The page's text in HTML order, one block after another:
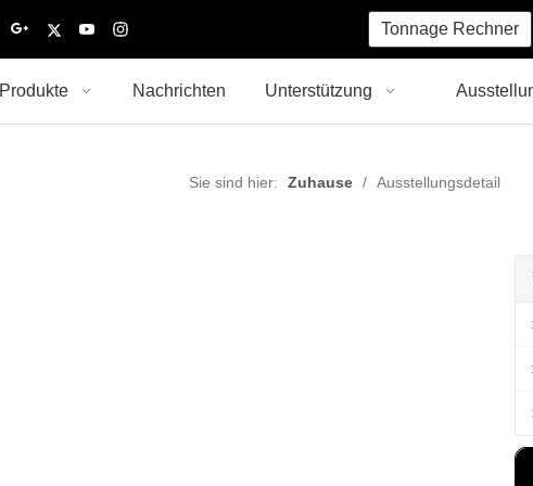
Tonnage Rechner
Produkte Nachrichten Unterstützung
Sie sind hier: Zuhause / Ausstellungsdetail